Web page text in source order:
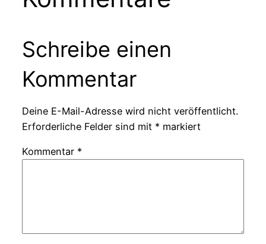
Schreibe einen
Kommentar
Deine E-Mail-Adresse wird nicht veröffentlicht.
Erforderliche Felder sind mit * markiert
Kommentar *